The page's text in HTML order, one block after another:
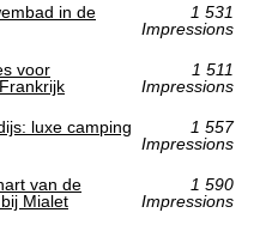
in de
1 531
Impressions
voor
1 511
Impressions
luxe camping
1 557
Impressions
van de
Mialet
1 590
Impressions